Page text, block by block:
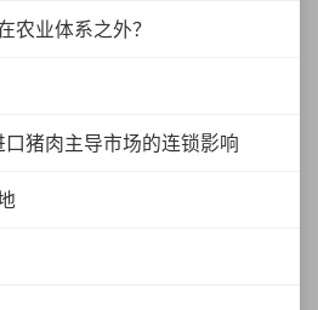
新的养猪场，并要求州
方便当局监管。
不过的案件重演，现代
设备与搬迁的钟摆之
农业体系之外？
猪肉主导市场的连锁影响